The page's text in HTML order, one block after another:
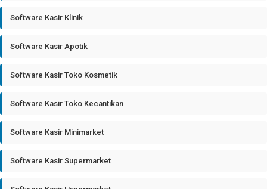
Software Kasir Klinik
Software Kasir Apotik
Software Kasir Toko Kosmetik
Software Kasir Toko Kecantikan
Software Kasir Minimarket
Software Kasir Supermarket